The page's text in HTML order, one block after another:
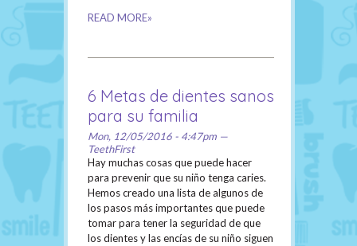
READ MORE»
6 Metas de dientes sanos
para su familia
Mon, 12/05/2016 - 4:47pm —
TeethFirst
Hay muchas cosas que puede hacer
para prevenir que su niño tenga caries.
Hemos creado una lista de algunos de
los pasos más importantes que puede
tomar para tener la seguridad de que
los dientes y las encías de su niño siguen